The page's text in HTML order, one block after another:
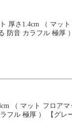
厚さ1.4cm （ マッ
防音 カラフル 極厚
（ マット フロア
フル 極厚 ） 【グレ